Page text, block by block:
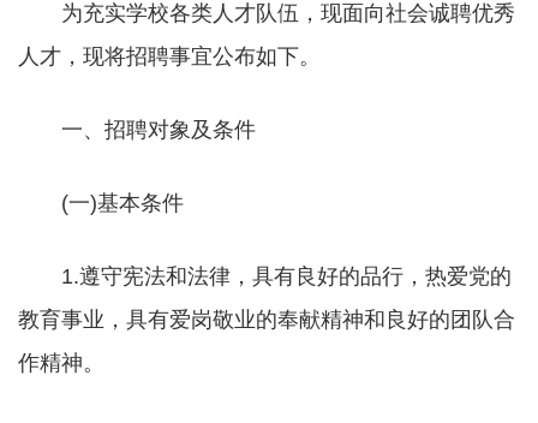
为充实学校各类人才队伍，现面向社会诚聘优秀
人才，现将招聘事宜公布如下。
一、招聘对象及条件
(一)基本条件
1.遵守宪法和法律，具有良好的品行，热爱党的
教育事业，具有爱岗敬业的奉献精神和良好的团队合
作精神。